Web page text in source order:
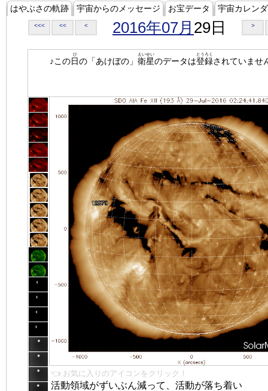
はやぶさの軌跡 宇宙からのメッセージ お宝データ 宇宙カレン
<<< << < 2016年07月 29日 >
♪この日
ひ
の「あけぼの」 衛星
えいせい
のデータは登録
とうろく
されていませ
👈 お気に入りのアイコンをクリック！
活動領域がずいぶん減って、活動が落ち着い